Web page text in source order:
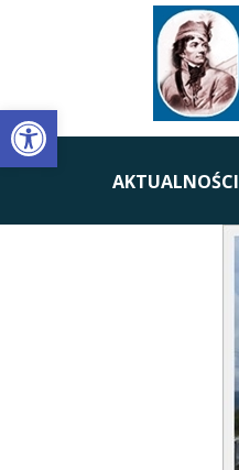
Open toolbar
AKTUALNOŚCI